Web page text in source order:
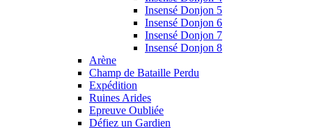
Insensé Donjon 5
Insensé Donjon 6
Insensé Donjon 7
Insensé Donjon 8
Arène
Champ de Bataille Perdu
Expédition
Ruines Arides
Epreuve Oubliée
Défiez un Gardien